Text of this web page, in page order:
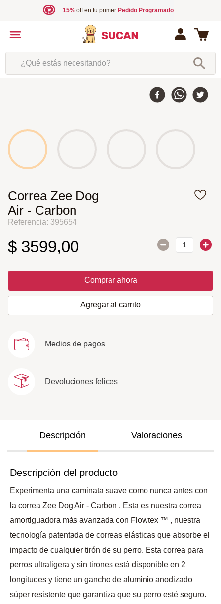
15%off en tu primer Pedido Programado
¿Qué estás necesitando?
Correa Zee Dog
Air - Carbon
Referencia: 395654
$ 3599,00
Comprar ahora
Agregar al carrito
Medios de pagos
Devoluciones felices
Descripción Valoraciones
Descripción del producto
Experimenta una caminata suave como nunca antes con
la correa Zee Dog Air - Carbon . Esta es nuestra correa
amortiguadora más avanzada con Flowtex ™ , nuestra
tecnología patentada de correas elásticas que absorbe el
impacto de cualquier tirón de su perro. Esta correa para
perros ultraligera y sin tirones está disponible en 2
longitudes y tiene un gancho de aluminio anodizado
súper resistente que garantiza que su perro esté seguro.